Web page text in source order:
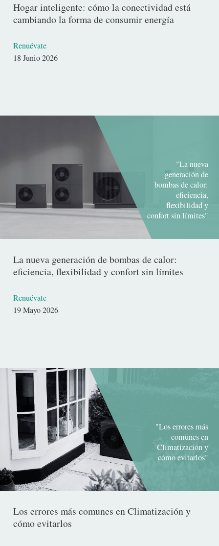
Hogar inteligente: cómo la conectividad está
cambiando la forma de consumir energía
Renuévate
Fecha18 Junio 2026
"La nueva
generación de
bombas de calor:
eficiencia,
flexibilidad y
confort sin límites"
La nueva generación de bombas de calor:
eficiencia, flexibilidad y confort sin límites
Renuévate
Fecha19 Mayo 2026
"Los errores más
comunes en
Climatización y
cómo evitarlos"
Los errores más comunes en Climatización y
cómo evitarlos